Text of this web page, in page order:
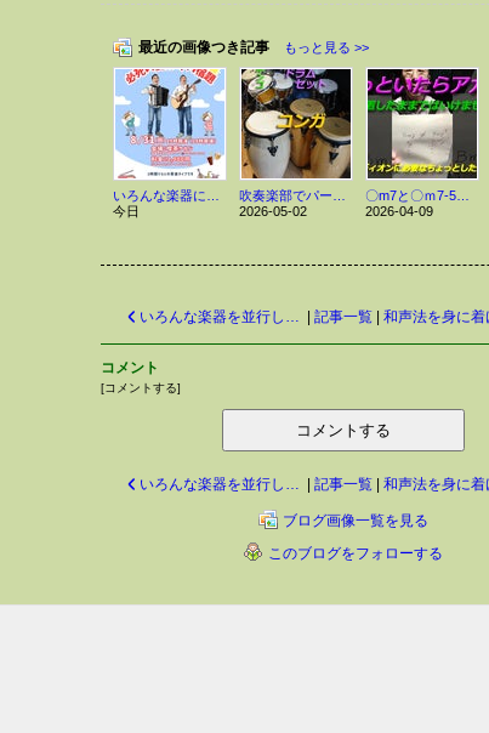
最近の画像つき記事 もっと見る >>
今日
2026-05-02
2026-04-09
いろんな楽器を並行して習える音楽教室 記事一覧
コメント
[コメントする]
コメントする
いろんな楽器を並行して習える音楽教室 記事一覧
ブログ画像一覧を見る
このブログをフォローする